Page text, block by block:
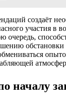
создаёт
участия в
очередь,
обстановки
началу